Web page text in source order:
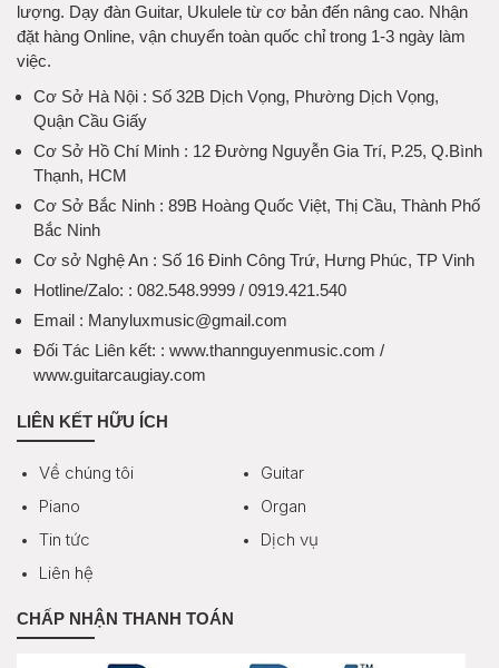
lượng. Dạy đàn Guitar, Ukulele từ cơ bản đến nâng cao. Nhận
đặt hàng Online, vận chuyển toàn quốc chỉ trong 1-3 ngày làm
việc.
Cơ Sở Hà Nội : Số 32B Dịch Vọng, Phường Dịch Vọng,
Quận Cầu Giấy
Cơ Sở Hồ Chí Minh : 12 Đường Nguyễn Gia Trí, P.25, Q.Bình
Thạnh, HCM
Cơ Sở Bắc Ninh : 89B Hoàng Quốc Việt, Thị Cầu, Thành Phố
Bắc Ninh
Cơ sở Nghệ An : Số 16 Đinh Công Trứ, Hưng Phúc, TP Vinh
Hotline/Zalo: : 082.548.9999 / 0919.421.540
Email : Manyluxmusic@gmail.com
Đối Tác Liên kết: : www.thannguyenmusic.com /
www.guitarcaugiay.com
LIÊN KẾT HỮU ÍCH
Về chúng tôi
Guitar
Piano
Organ
Tin tức
Dịch vụ
Liên hệ
CHẤP NHẬN THANH TOÁN